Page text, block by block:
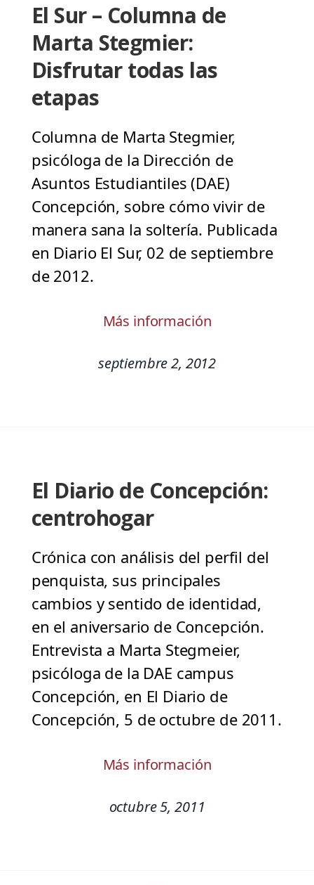
El Sur – Columna de
Marta Stegmier:
Disfrutar todas las
etapas
Columna de Marta Stegmier,
psicóloga de la Dirección de
Asuntos Estudiantiles (DAE)
Concepción, sobre cómo vivir de
manera sana la soltería. Publicada
en Diario El Sur, 02 de septiembre
de 2012.
Más información
septiembre 2, 2012
El Diario de Concepción:
centrohogar
Crónica con análisis del perfil del
penquista, sus principales
cambios y sentido de identidad,
en el aniversario de Concepción.
Entrevista a Marta Stegmeier,
psicóloga de la DAE campus
Concepción, en El Diario de
Concepción, 5 de octubre de 2011.
Más información
octubre 5, 2011